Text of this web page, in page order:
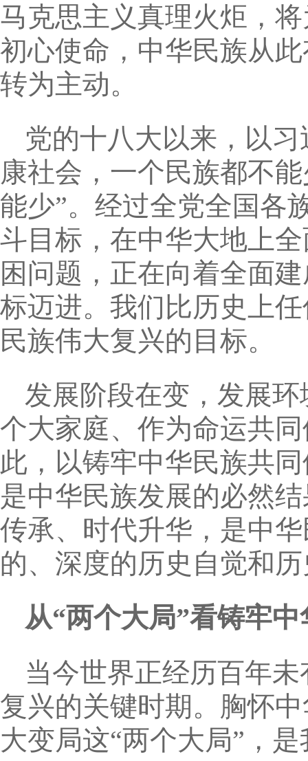
马克思主义真理火炬，
初心使命，中华民族从
转为主动。
党的十八大以来，以
康社会，一个民族都不
能少”。经过全党全国各
斗目标，在中华大地上
困问题，正在向着全面
标迈进。我们比历史上
民族伟大复兴的目标。
发展阶段在变，发展
个大家庭、作为命运共
此，以铸牢中华民族共
是中华民族发展的必然
传承、时代升华，是中
的、深度的历史自觉和
从“两个大局”看铸牢
当今世界正经历百年
复兴的关键时期。胸怀
大变局这“两个大局”，